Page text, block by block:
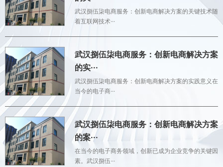
武汉捌伍柒电商服务：创新电商解决方案的关键技术随
着互联网技术···
武汉捌伍柒电商服务：创新电商解决方案
的实···
武汉捌伍柒电商服务：创新电商解决方案的实践意义在
当今的电子商···
武汉捌伍柒电商服务：创新电商解决方案
的案···
在当今的电子商务领域，创新已成为企业竞争的关键因
素。武汉捌伍···